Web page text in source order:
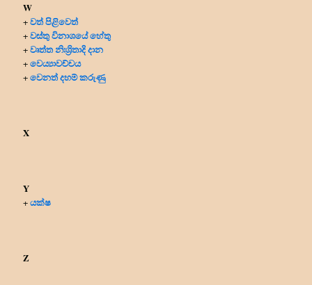
W
+වත් පිළිවෙත්
+වස්තු විනාශයේ හේතු
+වෘත්ත නිඃශ්‍රිතාදි දාන
+වෙය්‍යාවච්චය
+වෙනත් දහම් කරුණු
X
Y
+යක්ෂ
Z